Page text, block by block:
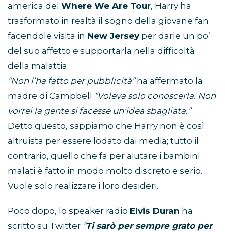
america del Where We Are Tour, Harry ha
trasformato in realtà il sogno della giovane fan
facendole visita in New Jerseyper darle un po’
del suo affetto e supportarla nella difficoltà
della malattia.
“Non l’ha fatto per pubblicità”ha affermato la
madre di Campbell
“Voleva solo conoscerla. Non
vorrei la gente si facesse un’idea sbagliata.”
Detto questo, sappiamo che Harry non è così
altruista per essere lodato dai media; tutto il
contrario, quello che fa per aiutare i bambini
malati è fatto in modo molto discreto e serio.
Vuole solo realizzare i loro desideri.
Poco dopo, lo speaker radio Elvis Duran ha
scritto su Twitter “Ti sarò per sempre grato per